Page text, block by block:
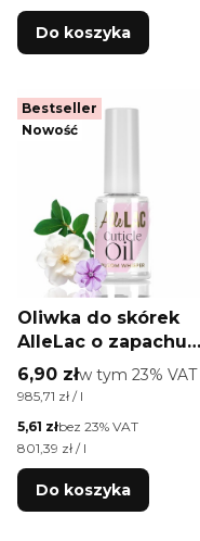
Do koszyka
Bestseller
Nowość
Oliwka do skórek
AlleLac o zapachu
Bloom Whisper 7 ml
Cena brutto
6,90 złw tym %s VAT
w tym 23% VAT
Cena jednostkowa brutto
985,71 zł / l
Cena netto
5,61 złbez 23% VAT
Cena jednostkowa netto
801,39 zł / l
Do koszyka